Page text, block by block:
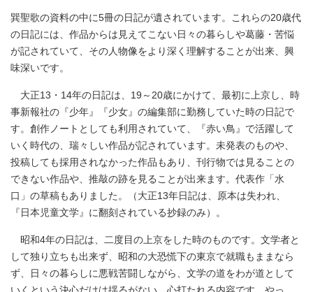
巽聖歌の資料の中に5冊の日記が遺されています。これらの20歳代
の日記には、作品からは見えてこない日々の暮らしや葛藤・苦悩
が記されていて、その人物像をより深く理解することが出来、興
味深いです。
大正13・14年の日記は、19～20歳にかけて、最初に上京し、時
事新報社の『少年』『少女』の編集部に勤務していた時の日記で
す。創作ノートとしても利用されていて、『赤い鳥』で活躍して
いく時代の、瑞々しい作品が記されています。未発表のものや、
投稿しても採用されなかった作品もあり、刊行物では見ることの
できない作品や、推敲の跡を見ることが出来ます。代表作「水
口」の草稿もありました。（大正13年日記は、原本は失われ、
『日本児童文学』に翻刻されている抄録のみ）。
昭和4年の日記は、二度目の上京をした時のものです。文学者と
して独り立ちも出来ず、昭和の大恐慌下の東京で就職もままなら
ず、日々の暮らしに悪戦苦闘しながら、文学の道をわが道として